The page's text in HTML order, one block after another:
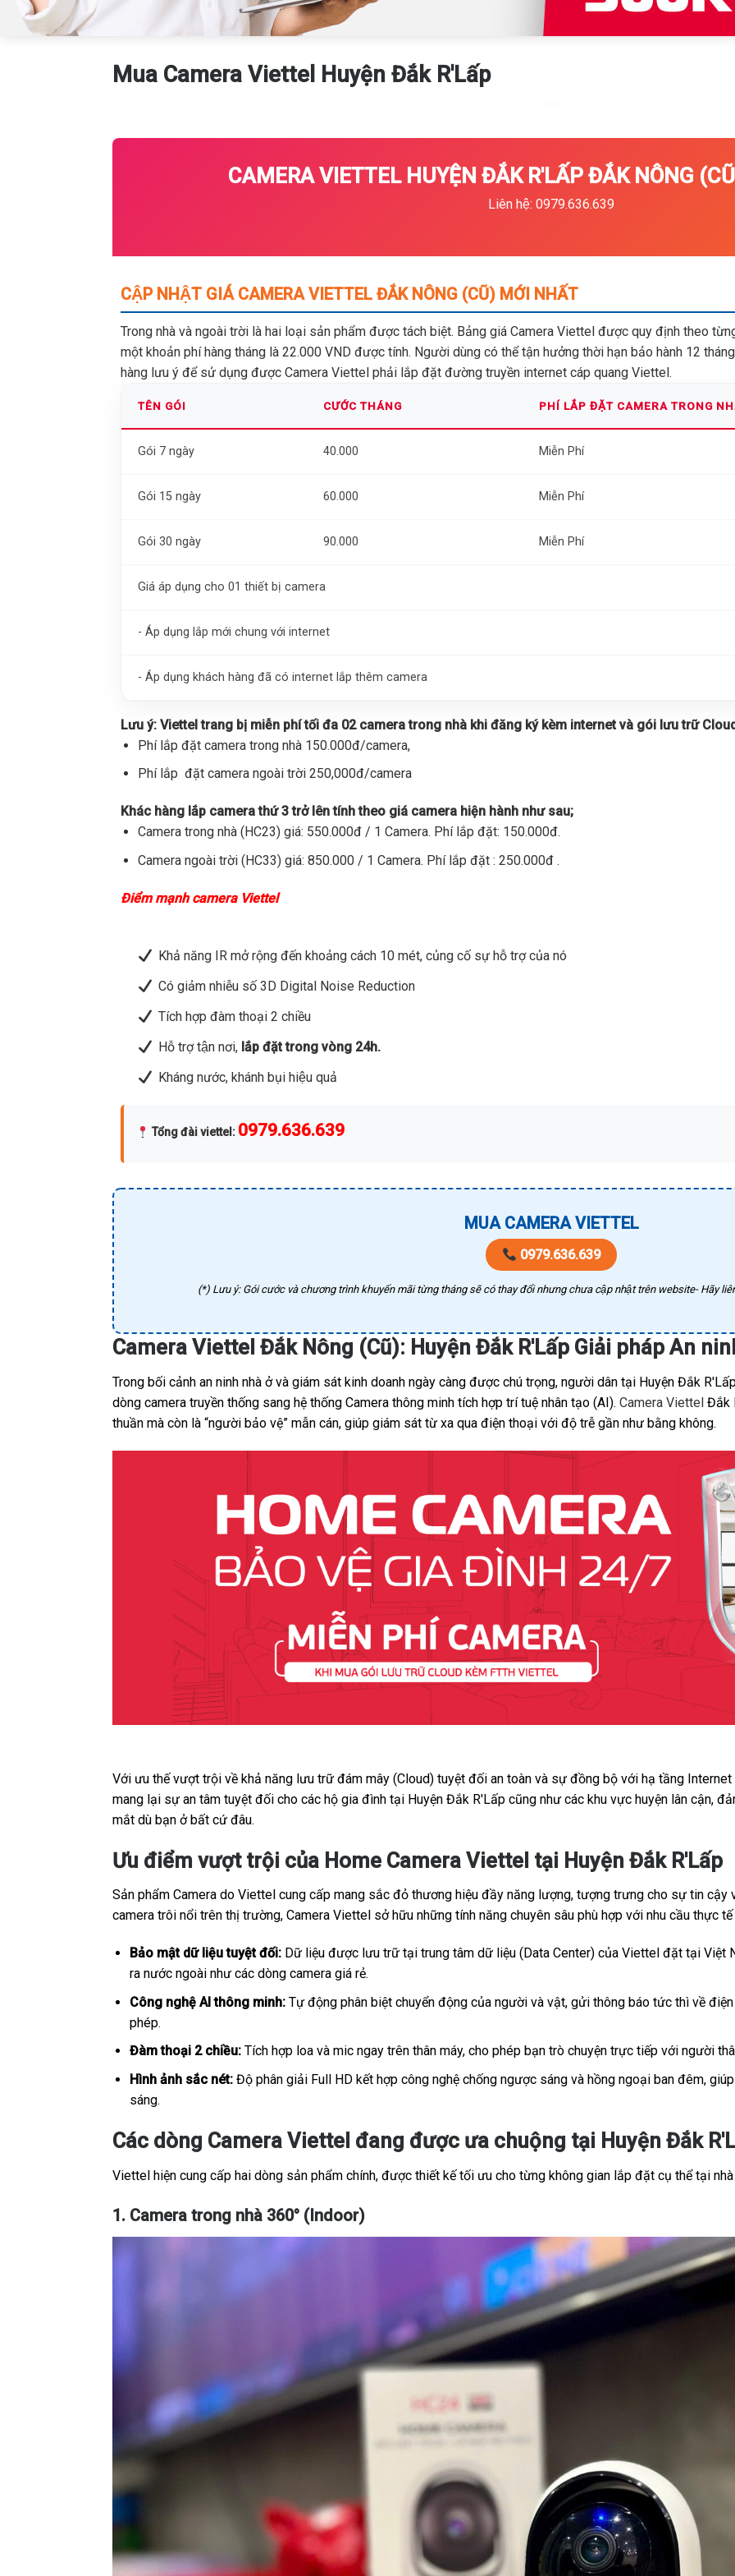
Mua Camera Viettel Huyện Đắk R'Lấp
CAMERA VIETTEL HUYỆN ĐẮK R'LẤP ĐẮK NÔNG
Liên hệ: 0979.636.639
CẬP NHẬT GIÁ CAMERA VIETTEL ĐẮK NÔNG (CŨ) MỚI NHẤT
Trong nhà và ngoài trời là hai loại sản phẩm được tách biệt. Bảng giá Camera Viettel được quy định theo
một khoản phí hàng tháng là 22.000 VND được tính. Người dùng có thể tận hưởng thời hạn bảo hành 12
hàng lưu ý để sử dụng được Camera Viettel phải lắp đặt đường truyền internet cáp quang Viettel.
TÊN GÓI CƯỚC THÁNG PHÍ LẮP ĐẶT CAMERA TRONG
Gói 7 ngày 40.000 Miễn Phí
Gói 15 ngày 60.000 Miễn Phí
Gói 30 ngày 90.000 Miễn Phí
Giá áp dụng cho 01 thiết bị camera
- Áp dụng lắp mới chung với internet
- Áp dụng khách hàng đã có internet lắp thêm camera
Lưu ý: Viettel trang bị miễn phí tối đa 02 camera trong nhà khi đăng ký kèm internet và gói lưu trữ
Phí lắp đặt camera trong nhà 150.000đ/camera,
Phí lắp đặt camera ngoài trời 250,000đ/camera
Khác hàng lắp camera thứ 3 trở lên tính theo giá camera hiện hành như sau;
Camera trong nhà (HC23) giá: 550.000đ / 1 Camera. Phí lắp đặt: 150.000đ.
Camera ngoài trời (HC33) giá: 850.000 / 1 Camera. Phí lắp đặt : 250.000đ .
Điểm mạnh camera Viettel
Khả năng IR mở rộng đến khoảng cách 10 mét, củng cố sự hỗ trợ của nó
Có giảm nhiễu số 3D Digital Noise Reduction
Tích hợp đàm thoại 2 chiều
Hỗ trợ tận nơi,lắp đặt trong vòng 24h.
Kháng nước, khánh bụi hiệu quả
Tổng đài viettel : 0979.636.639
MUA CAMERA VIETTEL
0979.636.639
(*) Lưu ý: Gói cước và chương trình khuyến mãi từng tháng sẽ có thay đổi nhưng chưa cập nhật trên website- Hãy
Camera Viettel Đắk Nông (Cũ): Huyện Đắk R'Lấp Giải pháp An
Trong bối cảnh an ninh nhà ở và giám sát kinh doanh ngày càng được chú trọng, người dân tại Huyện Đắk
dòng camera truyền thống sang hệ thống Camera thông minh tích hợp trí tuệ nhân tạo (AI). Camera Viettel Đắk
thuần mà còn là “người bảo vệ” mẫn cán, giúp giám sát từ xa qua điện thoại với độ trễ gần như bằng không.
Với ưu thế vượt trội về khả năng lưu trữ đám mây (Cloud) tuyệt đối an toàn và sự đồng bộ với hạ tầng
mang lại sự an tâm tuyệt đối cho các hộ gia đình tại Huyện Đắk R'Lấp cũng như các khu vực huyện lân cận,
mắt dù bạn ở bất cứ đâu.
Ưu điểm vượt trội của Home Camera Viettel tại Huyện Đắk R'Lấp
Sản phẩm Camera do Viettel cung cấp mang sắc đỏ thương hiệu đầy năng lượng, tượng trưng cho sự tin cậy
camera trôi nổi trên thị trường, Camera Viettel sở hữu những tính năng chuyên sâu phù hợp với nhu cầu thực
Bảo mật dữ liệu tuyệt đối:Dữ liệu được lưu trữ tại trung tâm dữ liệu (Data Center) của Viettel đặt tại Việt
ra nước ngoài như các dòng camera giá rẻ.
Công nghệ AI thông minh:Tự động phân biệt chuyển động của người và vật, gửi thông báo tức thì về
phép.
Đàm thoại 2 chiều:Tích hợp loa và mic ngay trên thân máy, cho phép bạn trò chuyện trực tiếp với người
Hình ảnh sắc nét:Độ phân giải Full HD kết hợp công nghệ chống ngược sáng và hồng ngoại ban đêm,
sáng.
Các dòng Camera Viettel đang được ưa chuộng tại Huyện Đắk
Viettel hiện cung cấp hai dòng sản phẩm chính, được thiết kế tối ưu cho từng không gian lắp đặt cụ thể tại
1. Camera trong nhà 360° (Indoor)